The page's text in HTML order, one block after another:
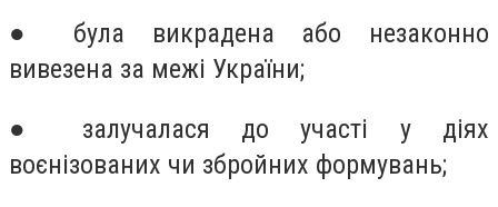
● була викрадена або незаконно
вивезена за межі України;
● залучалася до участі у діях
воєнізованих чи збройних формувань;